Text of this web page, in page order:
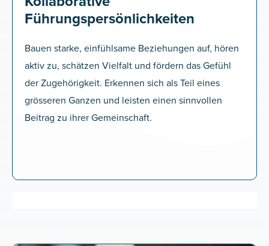
Führungspersönlichkeiten
Bauen starke, einfühlsame Beziehungen auf, hören
aktiv zu, schätzen Vielfalt und fördern das Gefühl
der Zugehörigkeit. Erkennen sich als Teil eines
grösseren Ganzen und leisten einen sinnvollen
Beitrag zu ihrer Gemeinschaft.